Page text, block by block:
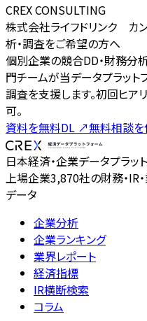
CREX CONSULTING
株式会社ライフドリンク カ
析・調査をご希望の方へ
個別企業の競合DD・財務分
門チームが当データプラット
調査を支援します。初回ヒア
可。
資料を無料DL ↗無料相談
日本経済・企業データプラッ
上場企業3,870社の財務・IR
データ
企業分析
企業ランキング
業界レポート
経済指標
IR横断検索
コラム